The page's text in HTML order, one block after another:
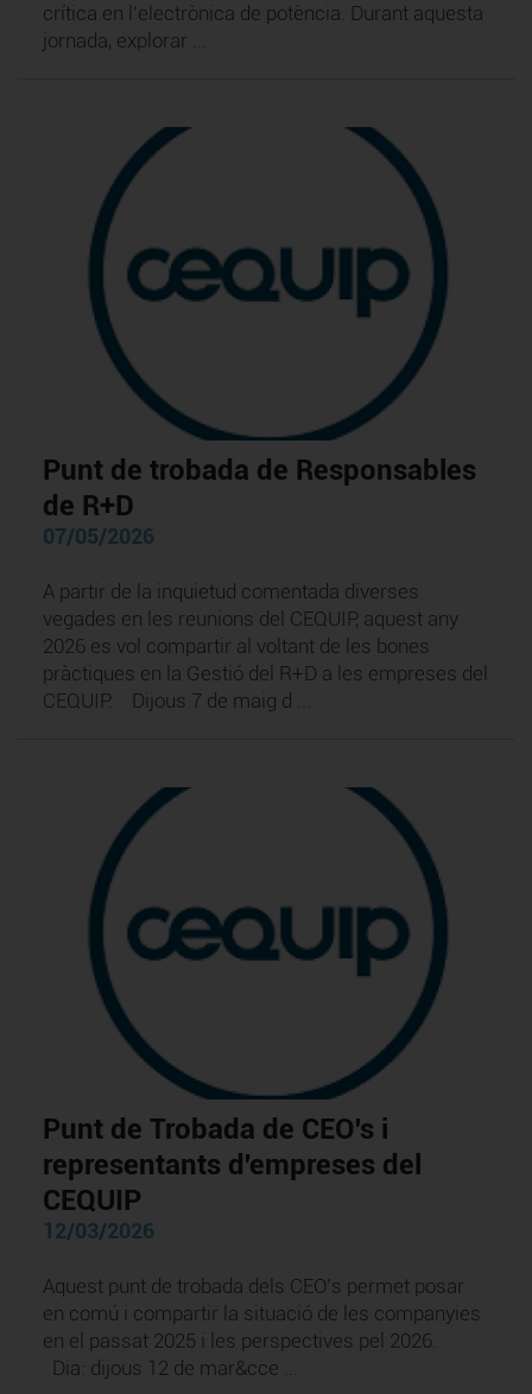
crítica en l'electrònica de potència. Durant aquesta
jornada, explorar ...
Punt de trobada de Responsables
de R+D
07/05/2026
A partir de la inquietud comentada diverses
vegades en les reunions del CEQUIP, aquest any
2026 es vol compartir al voltant de les bones
pràctiques en la Gestió del R+D a les empreses del
CEQUIP. Dijous 7 de maig d ...
Punt de Trobada de CEO's i
representants d'empreses del
CEQUIP
12/03/2026
Aquest punt de trobada dels CEO’s permet posar
en comú i compartir la situació de les companyies
en el passat 2025 i les perspectives pel 2026.
Dia: dijous 12 de mar&cce ...